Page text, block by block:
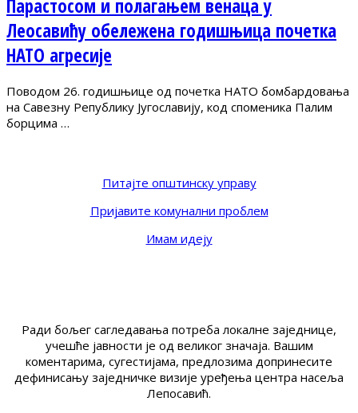
Парастосом и полагањем венаца у
Леосавићу обележена годишњица почетка
НАТО агресије
Поводом 26. годишњице од почетка НАТО бомбардовања
на Савезну Републику Југославију, код споменика Палим
борцима …
Питајте општинску управу
Пријавите комунални проблем
Имам идеју
Ради бољег сагледавања потреба локалне заједнице,
учешће јавности је од великог значаја. Вашим
коментарима, сугестијама, предлозима допринесите
дефинисању заједничке визије уређења центра насеља
Лепосавић.